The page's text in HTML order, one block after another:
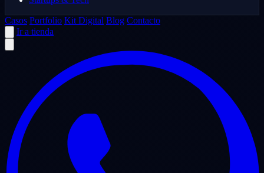
Casos Portfolio Kit Digital Blog Contacto
Ir a tienda